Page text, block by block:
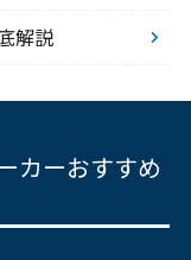
解説
カーおすすめ